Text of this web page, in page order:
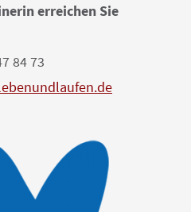
erreichen Sie
84 73